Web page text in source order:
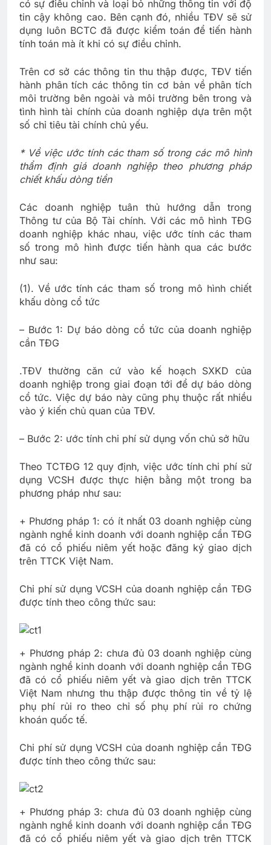
có sự điều chỉnh và loại bỏ những thông tin với độ
tin cậy không cao. Bên cạnh đó, nhiều TĐV sẽ sử
dụng luôn BCTC đã được kiểm toán để tiến hành
tính toán mà ít khi có sự điều chỉnh.
Trên cơ sở các thông tin thu thập được, TĐV tiến
hành phân tích các thông tin cơ bản về phân tích
môi trường bên ngoài và môi trường bên trong và
tình hình tài chính của doanh nghiệp dựa trên một
số chỉ tiêu tài chính chủ yếu.
* Về việc ước tính các tham số trong các mô hình
thẩm định giá doanh nghiệp theo phương pháp
chiết khấu dòng tiền
Các doanh nghiệp tuân thủ hướng dẫn trong
Thông tư của Bộ Tài chính. Với các mô hình TĐG
doanh nghiệp khác nhau, việc ước tính các tham
số trong mô hình được tiến hành qua các bước
như sau:
(1). Về ước tính các tham số trong mô hình chiết
khấu dòng cổ tức
– Bước 1: Dự báo dòng cổ tức của doanh nghiệp
cần TĐG
.TĐV thường căn cứ vào kế hoạch SXKD của
doanh nghiệp trong giai đoạn tới để dự báo dòng
cổ tức. Việc dự báo này cũng phụ thuộc rất nhiều
vào ý kiến chủ quan của TĐV.
– Bước 2: ước tính chi phí sử dụng vốn chủ sở hữu
Theo TCTĐG 12 quy định, việc ước tính chi phí sử
dụng VCSH được thực hiện bằng một trong ba
phương pháp như sau:
+ Phương pháp 1: có ít nhất 03 doanh nghiệp cùng
ngành nghề kinh doanh với doanh nghiệp cần TĐG
đã có cổ phiếu niêm yết hoặc đăng ký giao dịch
trên TTCK Việt Nam.
Chi phí sử dụng VCSH của doanh nghiệp cần TĐG
được tính theo công thức sau:
+ Phương pháp 2: chưa đủ 03 doanh nghiệp cùng
ngành nghề kinh doanh với doanh nghiệp cần TĐG
đã có cổ phiếu niêm yết và giao dịch trên TTCK
Việt Nam nhưng thu thập được thông tin về tỷ lệ
phụ phí rủi ro theo chỉ số phụ phí rủi ro chứng
khoán quốc tế.
Chi phí sử dụng VCSH của doanh nghiệp cần TĐG
được tính theo công thức sau:
+ Phương pháp 3: chưa đủ 03 doanh nghiệp cùng
ngành nghề kinh doanh với doanh nghiệp cần TĐG
đã có cổ phiếu niêm yết và giao dịch trên TTCK